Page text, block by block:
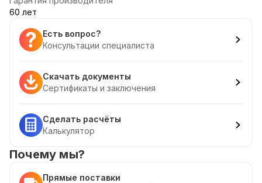
60 лет
Есть вопрос?
Консультации специалиста
Скачать документы
Сертификаты и заключения
Сделать расчёты
Калькулятор
Почему мы?
Прямые поставки